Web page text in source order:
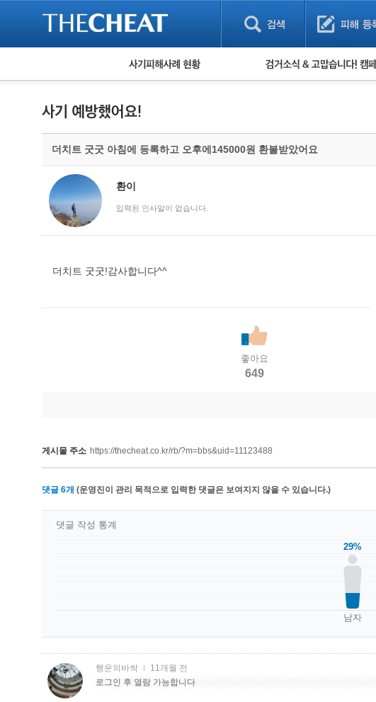
피해사례 현황
게임 · 비실물 피해사례
보이스피싱 피해사례
유해사이트 목록
비공개 피해사례
검거 소식
더치트 굿굿 아침에 등록하고 오후에145000원 환불받았어요
환이
입력된 인사말이 없습니다.
더치트 굿굿!감사합니다^^
좋아요
649
게시물 주소 https://thecheat.co.kr/rb/?m=bbs&uid=11123488
댓글 6개 (운영진이 관리 목적으로 입력한 댓글은 보여지지 않을 수 있습니다.)
29%
남자
댓글 작성 통계